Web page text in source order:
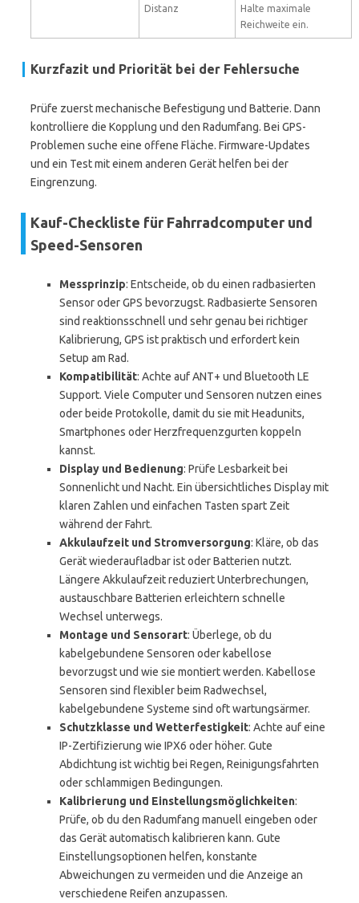
Distanz
Halte maximale
Reichweite ein.
Kurzfazit und Priorität bei der Fehlersuche
Prüfe zuerst mechanische Befestigung und Batterie. Dann
kontrolliere die Kopplung und den Radumfang. Bei GPS-
Problemen suche eine offene Fläche. Firmware-Updates
und ein Test mit einem anderen Gerät helfen bei der
Eingrenzung.
Kauf-Checkliste für Fahrradcomputer und
Speed-Sensoren
Messprinzip: Entscheide, ob du einen radbasierten
Sensor oder GPS bevorzugst. Radbasierte Sensoren
sind reaktionsschnell und sehr genau bei richtiger
Kalibrierung, GPS ist praktisch und erfordert kein
Setup am Rad.
Kompatibilität: Achte auf ANT+ und Bluetooth LE
Support. Viele Computer und Sensoren nutzen eines
oder beide Protokolle, damit du sie mit Headunits,
Smartphones oder Herzfrequenzgurten koppeln
kannst.
Display und Bedienung: Prüfe Lesbarkeit bei
Sonnenlicht und Nacht. Ein übersichtliches Display mit
klaren Zahlen und einfachen Tasten spart Zeit
während der Fahrt.
Akkulaufzeit und Stromversorgung: Kläre, ob das
Gerät wiederaufladbar ist oder Batterien nutzt.
Längere Akkulaufzeit reduziert Unterbrechungen,
austauschbare Batterien erleichtern schnelle
Wechsel unterwegs.
Montage und Sensorart: Überlege, ob du
kabelgebundene Sensoren oder kabellose
bevorzugst und wie sie montiert werden. Kabellose
Sensoren sind flexibler beim Radwechsel,
kabelgebundene Systeme sind oft wartungsärmer.
Schutzklasse und Wetterfestigkeit: Achte auf eine
IP-Zertifizierung wie IPX6 oder höher. Gute
Abdichtung ist wichtig bei Regen, Reinigungsfahrten
oder schlammigen Bedingungen.
Kalibrierung und Einstellungsmöglichkeiten:
Prüfe, ob du den Radumfang manuell eingeben oder
das Gerät automatisch kalibrieren kann. Gute
Einstellungsoptionen helfen, konstante
Abweichungen zu vermeiden und die Anzeige an
verschiedene Reifen anzupassen.